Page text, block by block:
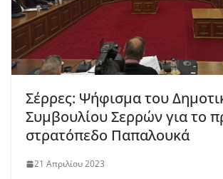
Σέρρες: Ψήφισμα του
Συμβουλίου Σερρών για το
στρατόπεδο Παπαλουκά
21 Απριλίου 2023